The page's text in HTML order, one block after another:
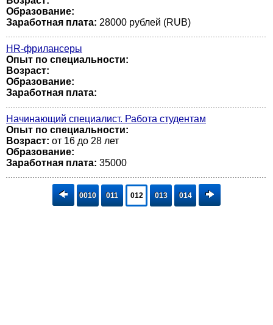
Образование:
Заработная плата: 28000 рублей (RUB)
HR-фрилансеры
Опыт по специальности:
Возраст:
Образование:
Заработная плата:
Начинающий специалист. Работа студентам
Опыт по специальности:
Возраст: от 16 до 28 лет
Образование:
Заработная плата: 35000
0010 011 012 013 014